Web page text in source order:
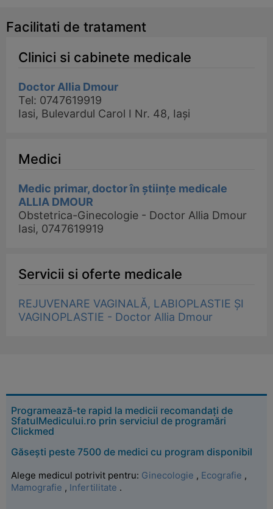
Facilitati de tratament
Clinici si cabinete medicale
Doctor Allia Dmour
Tel: 0747619919
Iasi, Bulevardul Carol I Nr. 48, Iași
Medici
Medic primar, doctor în științe medicale
ALLIA DMOUR
Obstetrica-Ginecologie - Doctor Allia Dmour
Iasi, 0747619919
Servicii si oferte medicale
REJUVENARE VAGINALĂ, LABIOPLASTIE ȘI
VAGINOPLASTIE - Doctor Allia Dmour
Programează-te rapid la medicii recomandați de
SfatulMedicului.ro prin serviciul de programări
Clickmed
Găsești peste 7500 de medici cu program disponibil
Alege medicul potrivit pentru: Ginecologie , Ecografie ,
Mamografie , Infertilitate .